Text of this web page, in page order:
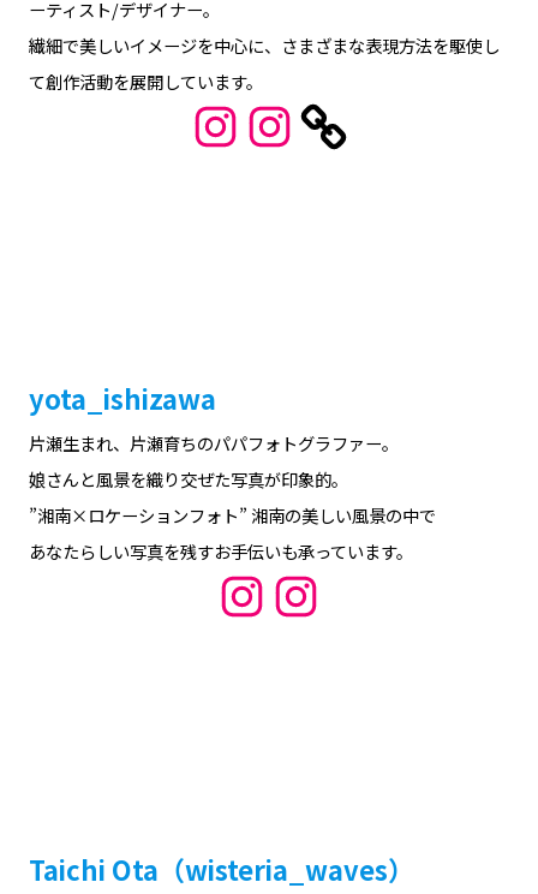
写真協力 - フォトグラファー紹介 –
satorukohira
葉山富士オフィシャルアンバサダー。